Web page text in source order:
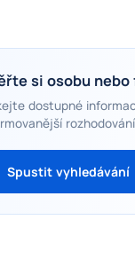
si osobu
dostupné
Spustit vyhledávání